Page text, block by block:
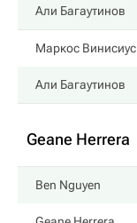
Али Багаутинов
Маркос Винисиус
Али Багаутинов
Geane Herrera
Ben Nguyen